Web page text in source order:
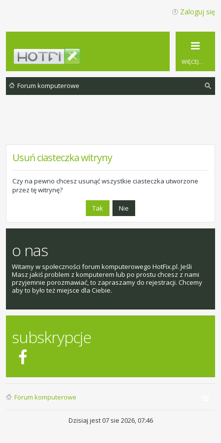
Zaloguj się
WIĘCEJ…
Forum komputerowe
Usuń ciasteczka witryny
Czy na pewno chcesz usunąć wszystkie ciasteczka utworzone
przez tę witrynę?
o nas
Witamy w społeczności forum komputerowego HotFix.pl. Jeśli
Masz jakiś problem z komputerem lub po prostu chcesz z nami
przyjemnie porozmawiać, to zapraszamy do rejestracji. Chcemy
aby to było też miejsce dla Ciebie.
subskrypcje
Forum komputerowe
Dzisiaj jest 07 sie 2026, 07:46